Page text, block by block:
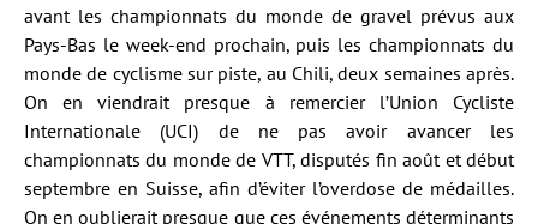
avant les championnats du monde de gravel prévus aux
Pays-Bas le week-end prochain, puis les championnats du
monde de cyclisme sur piste, au Chili, deux semaines après.
On en viendrait presque à remercier l’Union Cycliste
Internationale (UCI) de ne pas avoir avancer les
championnats du monde de VTT, disputés fin août et début
septembre en Suisse, afin d’éviter l’overdose de médailles.
On en oublierait presque que ces événements déterminants